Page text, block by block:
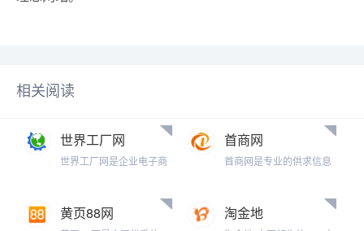
相关阅读
世界工厂网
世界工厂网是企业电子商
服务。以世界工厂网为核
心，服务...
首商网
首商网是专业的供求信息
企业,采购商家，各类商机
供求，是...
黄页88网 淘金地